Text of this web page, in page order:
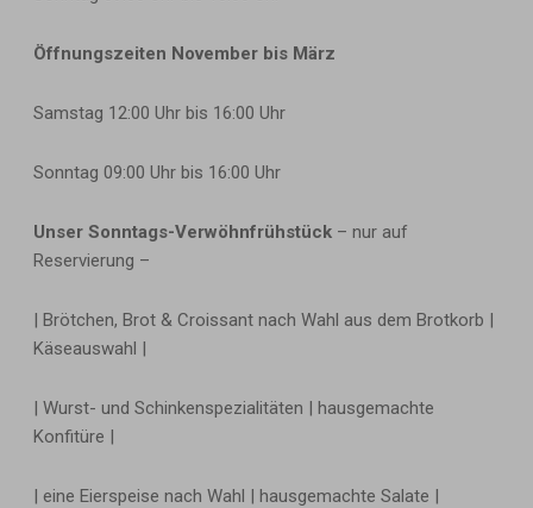
Öffnungszeiten November bis März
Samstag 12:00 Uhr bis 16:00 Uhr
Sonntag 09:00 Uhr bis 16:00 Uhr
Unser Sonntags-Verwöhnfrühstück – nur auf
Reservierung –
| Brötchen, Brot & Croissant nach Wahl aus dem Brotkorb |
Käseauswahl |
| Wurst- und Schinkenspezialitäten | hausgemachte
Konfitüre |
| eine Eierspeise nach Wahl | hausgemachte Salate |